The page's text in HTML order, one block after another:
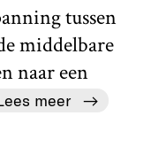
tussen
middelbare
naar een
meer